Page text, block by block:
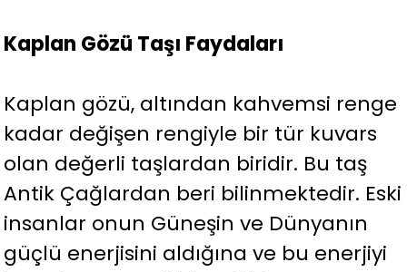
Kaplan Gözü Taşı Faydaları
Kaplan gözü, altından kahvemsi renge
kadar değişen rengiyle bir tür kuvars
olan değerli taşlardan biridir. Bu taş
Antik Çağlardan beri bilinmektedir. Eski
insanlar onun Güneşin ve Dünyanın
güçlü enerjisini aldığına ve bu enerjiyi